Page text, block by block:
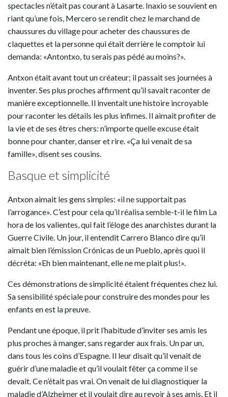
spectacles n’était pas courant à Lasarte. Inaxio se souvient en
riant qu’une fois, Mercero se rendit chez le marchand de
chaussures du village pour acheter des chaussures de
claquettes et la personne qui était derrière le comptoir lui
demanda: «Antontxo, tu serais pas pédé au moins?».
Antxon était avant tout un créateur; il passait ses journées à
inventer. Ses plus proches affirment qu’il savait raconter de
manière exceptionnelle. Il inventait une histoire incroyable
pour raconter les détails les plus infimes. Il aimait profiter de
la vie et de ses êtres chers: n’importe quelle excuse était
bonne pour chanter, danser et rire. «Ça lui venait de sa
famille», disent ses cousins.
Basque et simplicité
Antxon aimait les gens simples: «il ne supportait pas
l’arrogance». C’est pour cela qu’il réalisa semble-t-il le film La
hora de los valientes, qui fait l’éloge des anarchistes durant la
Guerre Civile. Un jour, il entendit Carrero Blanco dire qu’il
aimait bien l’émission Crónicas de un Pueblo, après quoi il
décréta: «Eh bien maintenant, elle ne me plait plus!».
Ces démonstrations de simplicité étaient fréquentes chez lui.
Sa sensibilité spéciale pour construire des mondes pour les
enfants en est la preuve.
Pendant une époque, il prit l’habitude d’inviter ses amis les
plus proches à manger, sans regarder aux frais. Un par un,
dans tous les coins d’Espagne. Il leur disait qu’il venait de
guérir d’une maladie et qu’il voulait fêter ça comme il se
devait. Ce n’était pas vrai. On venait de lui diagnostiquer la
maladie d’Alzheimer et il voulait dire au revoir à ses amis. Et il